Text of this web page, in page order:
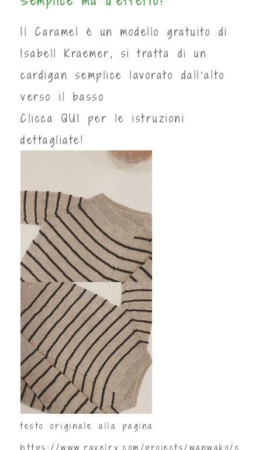
Il Caramel è un modello gratuito di
Isabell Kraemer, si tratta di un
cardigan semplice lavorato dall'alto
verso il basso
Clicca QUI
per le istruzioni
dettagliate!
testo originale alla pagina
https://www.ravelry.com/projects/wanwako/c